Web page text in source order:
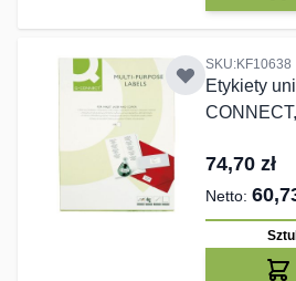
SKU:KF10638
Etykiety
74,70 zł